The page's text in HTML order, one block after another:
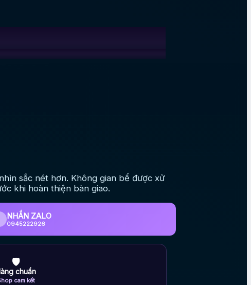
sắc nét hơn. Không gian bể được xử
khi hoàn thiện bàn giao.
NHẮN ZALO
0945222926
🛡
chuẩn
cam kết